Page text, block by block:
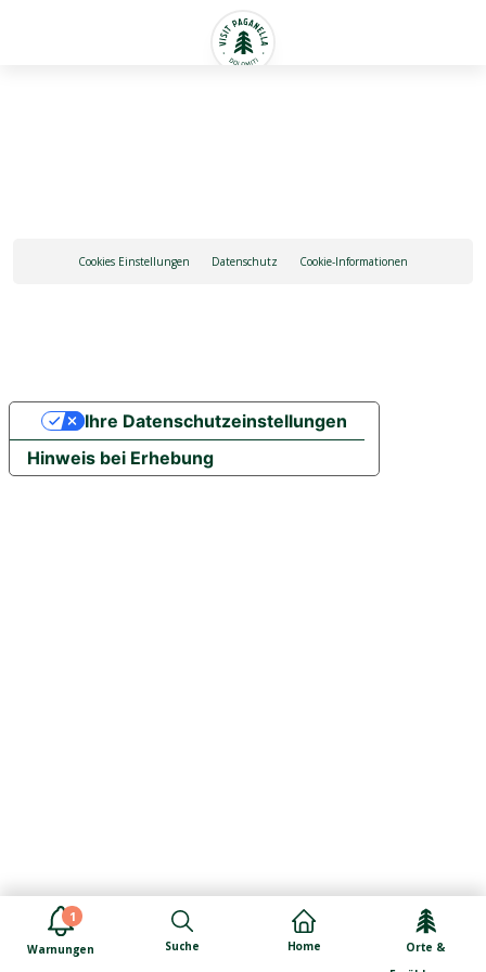
1
Warnungen Suche Home
Orte &
Cookies Einstellungen Datenschutz Cookie-Informationen
Hinweis bei Erhebung
Ihre Datenschutzeinstellungen